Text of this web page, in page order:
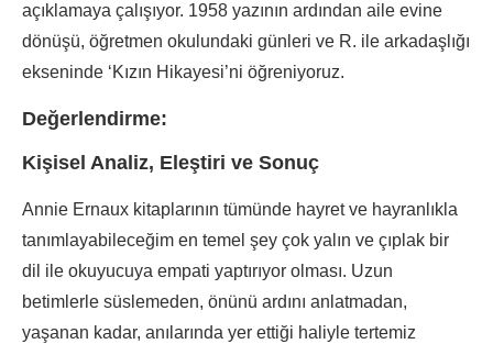
açıklamaya çalışıyor. 1958 yazının ardından aile evine
dönüşü, öğretmen okulundaki günleri ve R. ile arkadaşlığı
ekseninde ‘Kızın Hikayesi’ni öğreniyoruz.
Değerlendirme:
Kişisel Analiz, Eleştiri ve Sonuç
Annie Ernaux kitaplarının tümünde hayret ve hayranlıkla
tanımlayabileceğim en temel şey çok yalın ve çıplak bir
dil ile okuyucuya empati yaptırıyor olması. Uzun
betimlerle süslemeden, önünü ardını anlatmadan,
yaşanan kadar, anılarında yer ettiği haliyle tertemiz